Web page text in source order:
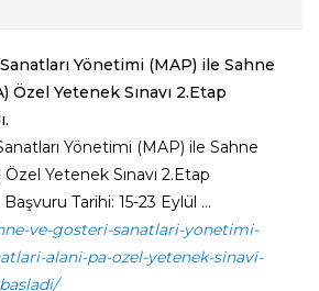
Yönetimi (MAP) ile Sahne
Özel Yetenek Sınavı 2.Etap
Yönetimi (MAP) ile Sahne
Özel Yetenek Sınavı 2.Etap
Başvuru Tarihi: 15-23 Eylül ...
ve-gosteri-sanatlari-yonetimi-
alani-pa-ozel-yetenek-sinavi-